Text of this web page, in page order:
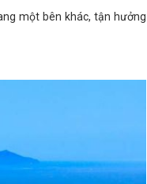
một bên khác, tận hưởng